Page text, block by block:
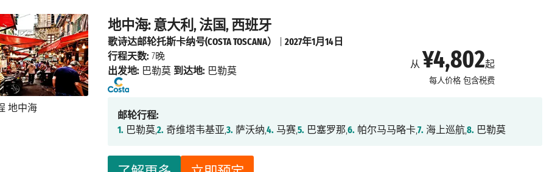
地中海: 意大利, 法国, 西班牙
从 ¥4,802起
每人价格 包含税费
歌诗达邮轮托斯卡纳号(COSTA TOSCANA） |2027年1月14日
行程天数: 7晚
出发地: 巴勒莫 到达地: 巴勒莫
邮轮行程:
1. 巴勒莫,2. 奇维塔韦基亚,3. 萨沃纳,4. 马赛,5. 巴塞罗那,6. 帕尔马马略卡,7. 海上巡航,8. 巴勒莫